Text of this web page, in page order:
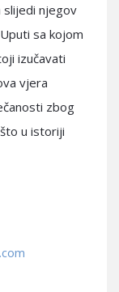
slijedi njegov
sa kojom
izučavati
vjera
zbog
u istoriji